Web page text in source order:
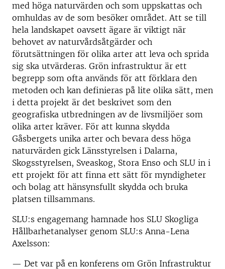
med höga naturvärden och som uppskattas och
omhuldas av de som besöker området. Att se till
hela landskapet oavsett ägare är viktigt när
behovet av naturvårdsåtgärder och
förutsättningen för olika arter att leva och sprida
sig ska utvärderas. Grön infrastruktur är ett
begrepp som ofta används för att förklara den
metoden och kan definieras på lite olika sätt, men
i detta projekt är det beskrivet som den
geografiska utbredningen av de livsmiljöer som
olika arter kräver. För att kunna skydda
Gåsbergets unika arter och bevara dess höga
naturvärden gick Länsstyrelsen i Dalarna,
Skogsstyrelsen, Sveaskog, Stora Enso och SLU in i
ett projekt för att finna ett sätt för myndigheter
och bolag att hänsynsfullt skydda och bruka
platsen tillsammans.
SLU:s engagemang hamnade hos SLU Skogliga
Hållbarhetanalyser genom SLU:s Anna-Lena
Axelsson:
— Det var på en konferens om Grön Infrastruktur